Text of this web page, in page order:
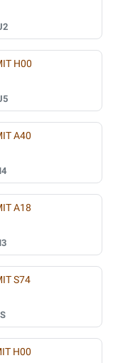
H00
A40
A18
S74
H00